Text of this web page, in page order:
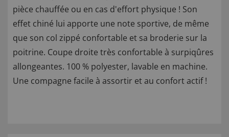
pièce chauffée ou en cas d'effort physique ! Son
effet chiné lui apporte une note sportive, de même
que son col zippé confortable et sa broderie sur la
poitrine. Coupe droite très confortable à surpiqûres
allongeantes. 100 % polyester, lavable en machine.
Une compagne facile à assortir et au confort actif !